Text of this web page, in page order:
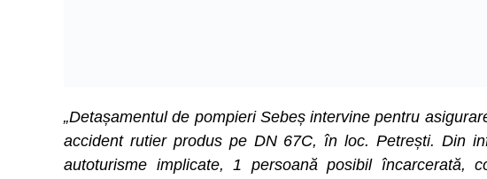
„Detașamentul de pompieri Sebeș intervine pentru
accident rutier produs pe DN 67C, în loc. Petrești. Din
autoturisme implicate, 1 persoană posibil încarcerată,